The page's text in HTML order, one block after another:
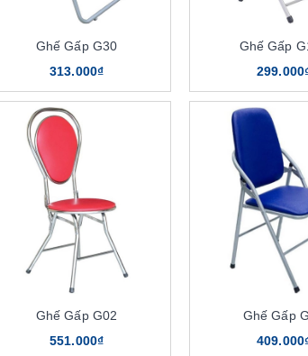
Ghế Gấp G30
313.000₫
Ghế Gấp
Ghế Gấp G02
551.000₫
Ghế Gấp